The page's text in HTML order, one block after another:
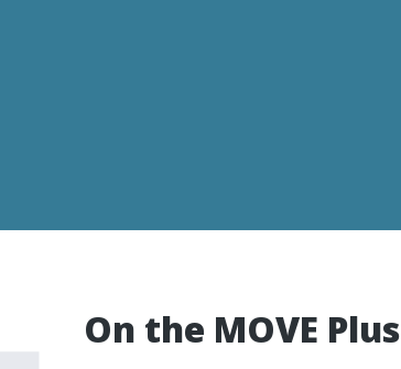
On the MOVE Plus